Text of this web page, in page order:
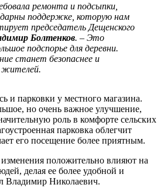
ремонта и подсыпки,
поддержке, которую нам
председатель Дещенского
Болтенков. – Это
подспорье для деревни.
станет безопаснее и
жителей.
и парковки у местного магазина.
но очень важное улучшение,
роль в комфорте сельских
парковка облегчит
его посещение более приятным.
положительно влияют на
делая ее более удобной и
Владимир Николаевич.